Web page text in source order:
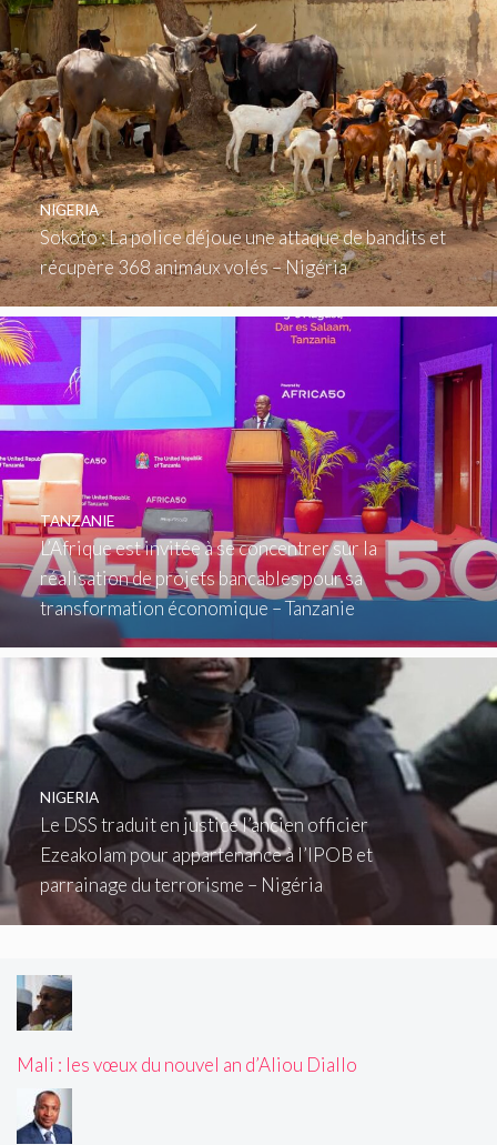
Sokoto : La police déjoue une attaque de bandits et
récupère 368 animaux volés – Nigéria
NIGERIA
L’Afrique est invitée à se concentrer sur la
réalisation de projets bancables pour sa
transformation économique – Tanzanie
TANZANIE
Le DSS traduit en justice l’ancien officier
Ezeakolam pour appartenance à l’IPOB et
parrainage du terrorisme – Nigéria
NIGERIA
Mali : les vœux du nouvel an d’Aliou Diallo